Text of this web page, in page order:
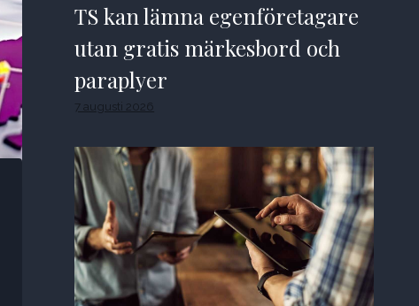
TS kan lämna egenföretagare
utan gratis märkesbord och
paraplyer
7 augusti 2026